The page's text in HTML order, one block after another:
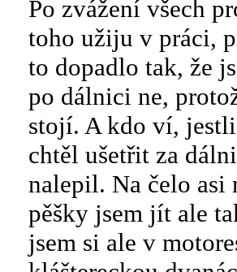
Po zvážení všech
toho užiju v práci,
to dopadlo tak, že
po dálnici ne,
stojí. A kdo ví,
chtěl ušetřit za
nalepil. Na čelo asi
pěšky jsem jít ale
jsem si ale v